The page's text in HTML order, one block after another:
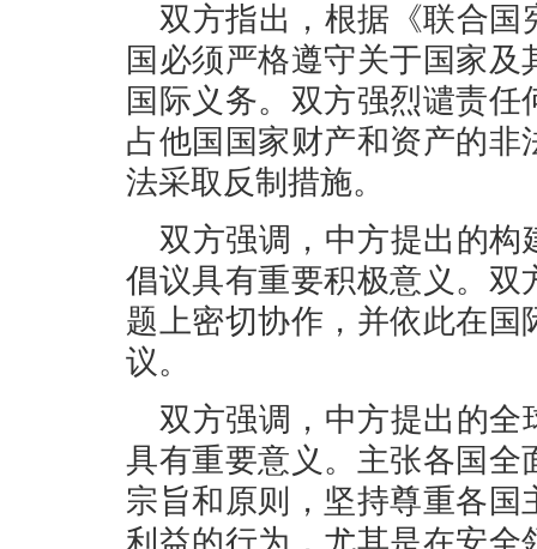
双方指出，根据《联合国
国必须严格遵守关于国家
国际义务。双方强烈谴责
占他国国家财产和资产的
法采取反制措施。
双方强调，中方提出的构
倡议具有重要积极意义。
题上密切协作，并依此在
议。
双方强调，中方提出的全
具有重要意义。主张各国
宗旨和原则，坚持尊重各
利益的行为，尤其是在安